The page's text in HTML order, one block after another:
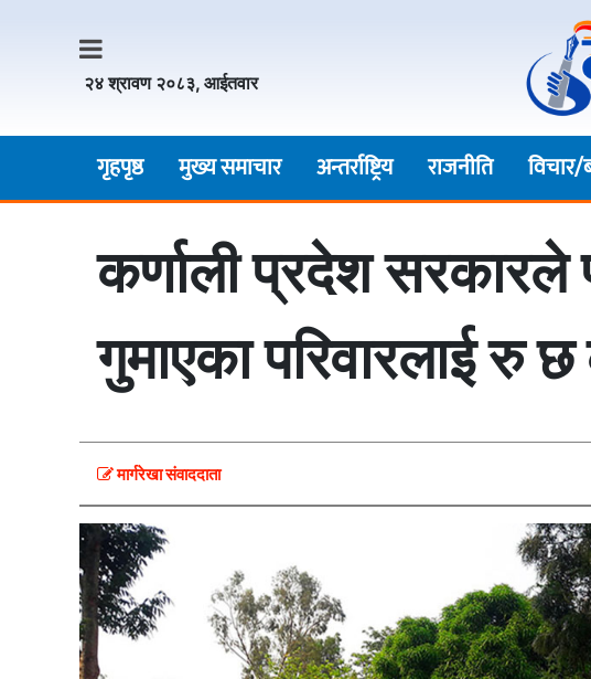
२४ श्रावण २०८३, आईतवार
गृहपृष्ठ मुख्य समाचार अन्तर्राष्ट्रिय राजनीति
कर्णाली प्रदेश सरकारले
गुमाएका परिवारलाई रु
मार्गरेखा संवाददाता